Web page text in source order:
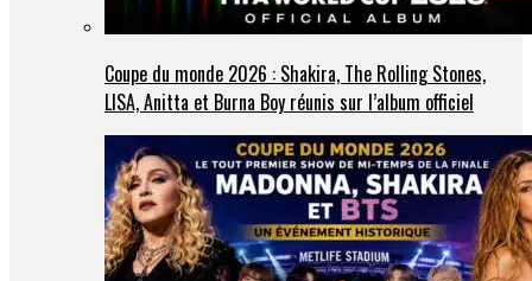
Coupe du monde 2026 : Shakira, The Rolling Stones,
LISA, Anitta et Burna Boy réunis sur l’album officiel